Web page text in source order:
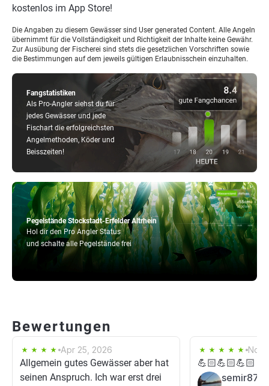
Pegelstände Stockstadt-Erfelder Altrhein
Hol dir den Pro Angler Status
und schalte alle Pegelstände frei
Fangstatistiken
Als Pro-Angler siehst du für
jedes Gewässer und jede
Fischart die erfolgreichsten
Angelmethoden, Köder und
Beisszeiten!
kostenlos im App Store!
Die Angaben zu diesem Gewässer sind User generated Content. Alle Angeln
übernimmt für die Vollständigkeit und Richtigkeit der Inhalte keine Gewähr.
Zur Ausübung der Fischerei sind stets die gesetzlichen Vorschriften sowie
die Bestimmungen auf dem jeweils gültigen Erlaubnisschein einzuhalten.
Bewertungen
Apr 25, 2026
Allgemein gutes Gewässer aber hat
seinen Anspruch. Ich war erst drei
Nov
💪🏻💪🏻💪🏻
semir87